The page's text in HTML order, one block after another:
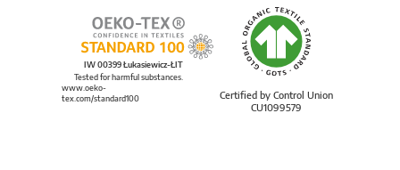
Certified by Control Union
CU1099579
IW 00399 Łukasiewicz-ŁIT
Tested for harmful substances.
www.oeko-
tex.com/standard100